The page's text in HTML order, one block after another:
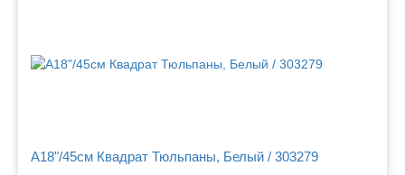
A18"/45см Квадрат Тюльпаны, Белый / 303279